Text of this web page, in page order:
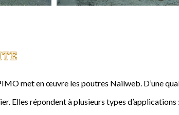
met en œuvre les poutres Nailweb. D’une
Elles répondent à plusieurs types